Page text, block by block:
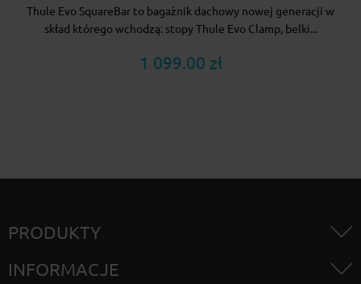
Thule Evo SquareBar to bagażnik dachowy nowej generacji w
skład którego wchodzą: stopy Thule Evo Clamp, belki...
1 099.00 zł
PRODUKTY
INFORMACJE